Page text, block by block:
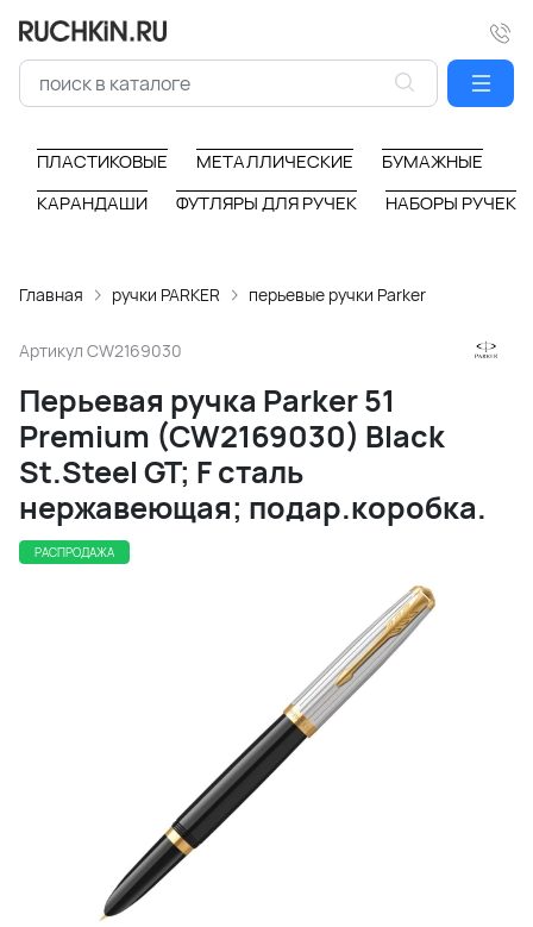
ПЛАСТИКОВЫЕ МЕТАЛЛИЧЕСКИЕ
БУМАЖНЫЕ
КАРАНДАШИ
ФУТЛЯРЫ ДЛЯ РУЧЕК НАБОРЫ РУЧЕК
Главная ручки PARKER перьевые ручки Parker
Артикул CW2169030
Перьевая ручка Parker 51
Premium (CW2169030) Black
St.Steel GT; F сталь
нержавеющая; подар.коробка.
РАСПРОДАЖА